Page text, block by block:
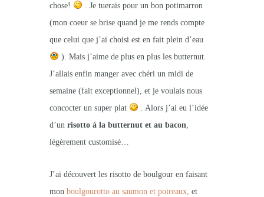
chose!
. Je tuerais pour un bon potimarron
(mon coeur se brise quand je me rends compte
que celui que j’ai choisi est en fait plein d’eau
). Mais j’aime de plus en plus les butternut.
J’allais enfin manger avec chéri un midi de
semaine (fait exceptionnel), et je voulais nous
concocter un super plat
. Alors j’ai eu l’idée
d’un risotto à la butternut et au bacon
légèrement customisé…
J’ai découvert les risotto de boulgour en faisant
mon boulgourotto au saumon et poireaux, et